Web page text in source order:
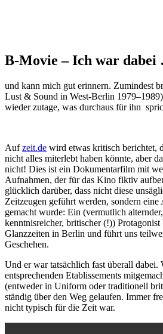
B-Movie – Ich war
und kann mich gut erinnern. Zumindest
Lust & Sound in West-Berlin
wieder zutage, was durchaus für ihn
Aufzeit.de wird etwas kritisch berichtet,
nicht alles miterlebt haben könnte, aber
nicht! Dies ist ein Dokumentarfilm mit
Aufnahmen, der für das Kino fiktiv
glücklich darüber, dass nicht diese
Zeitzeugen geführt werden, sondern
gemacht wurde: Ein (vermutlich
kenntnisreicher, britischer (!))
Glanzzeiten in Berlin und führt uns
Geschehen.
Und er war tatsächlich fast überall dabei.
entsprechenden Etablissements
(entweder in Uniform oder traditionell
ständig über den Weg gelaufen. Immer
nicht typisch für die Zeit war.